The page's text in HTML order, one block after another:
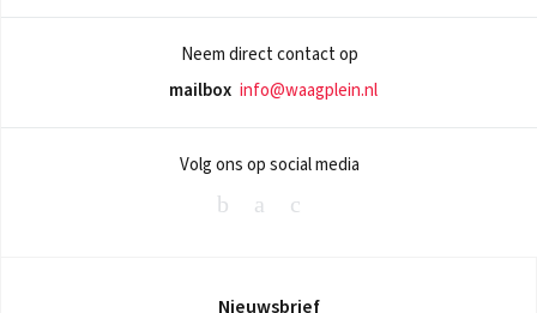
Neem direct contact op
mailbox info@waagplein.nl
Volg ons op social media
Nieuwsbrief